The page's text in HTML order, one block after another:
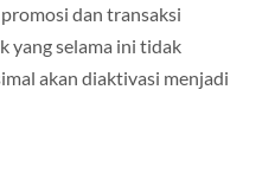
dan transaksi
yang selama ini tidak
akan diaktivasi menjadi